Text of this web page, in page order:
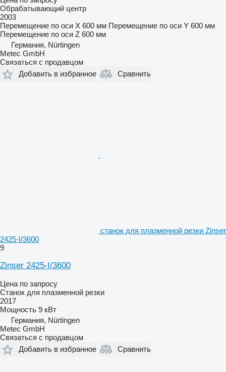
Обрабатывающий центр
2003
Перемещение по оси X 600 мм Перемещение по оси Y 600 мм
Перемещение по оси Z 600 мм
Германия, Nürtingen
Metec GmbH
Связаться с продавцом
Добавить в избранное
Сравнить
станок для плазменной резки Zinser
2425-I/3600
9
Zinser 2425-I/3600
Цена по запросу
Станок для плазменной резки
2017
Мощность 9 кВт
Германия, Nürtingen
Metec GmbH
Связаться с продавцом
Добавить в избранное
Сравнить